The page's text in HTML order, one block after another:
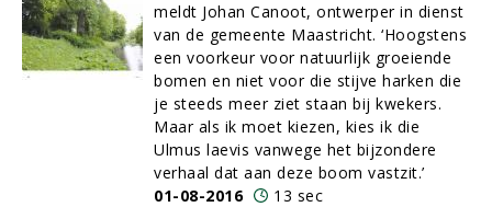
meldt Johan Canoot, ontwerper in dienst
van de gemeente Maastricht. ‘Hoogstens
een voorkeur voor natuurlijk groeiende
bomen en niet voor die stijve harken die
je steeds meer ziet staan bij kwekers.
Maar als ik moet kiezen, kies ik die
Ulmus laevis vanwege het bijzondere
verhaal dat aan deze boom vastzit.’
01-08-2016
13 sec